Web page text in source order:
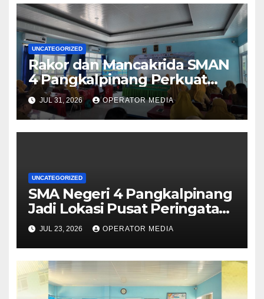
UNCATEGORIZED
Rakor dan Mancakrida SMAN
4 Pangkalpinang Perkuat
Kolaborasi Wujudkan Sekolah
Aman, Nyaman, dan
Menyenangkan
JUL 31, 2026 OPERATOR MEDIA
UNCATEGORIZED
SMA Negeri 4 Pangkalpinang
Jadi Lokasi Pusat Peringatan
Hari Anak Nasional 2026 di
Bangka Belitung
JUL 23, 2026 OPERATOR MEDIA